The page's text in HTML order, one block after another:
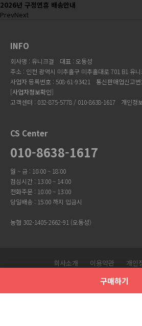
구매하기
2026년 구정연휴 배송안내
PrevNext
INFO
회사명 : 유니크걸
대표 : 오동성
주소 : 인천 광역시 미추홀구 미추홀대로 701 B1 유니
사업자 등록번호 : 508-61-93421
통신판매업신고
[사업자정보확인]
고객센터 : 032-875-5778 / 010-8638-1617
개인정
CS Center
010-8638-1617
월 ~ 금 : 10:00 ~ 18:00
점심시간 : 13:00 ~ 14:00
전화주문 : 10:00 ~ 13:00
당일배송 : 15:00 까지 입금시
농협 302-1405-2662-91 (오동성)
회사소개 이용약관
개인
Copyright © 유니크걸. All